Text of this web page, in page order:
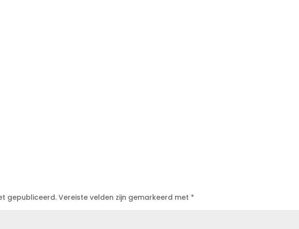
gepubliceerd. Vereiste velden zijn gemarkeerd met *